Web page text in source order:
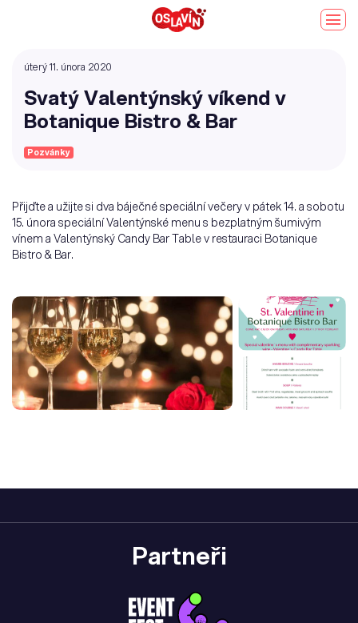
úterý 11. února 2020
Svatý Valentýnský víkend v
Botanique Bistro & Bar
Pozvánky
Přijďte a užijte si dva báječné speciální večery v pátek 14. a sobotu
15. února speciální Valentýnské menu s bezplatným šumivým
vínem a Valentýnský Candy Bar Table v restauraci Botanique
Bistro & Bar.
Partneři